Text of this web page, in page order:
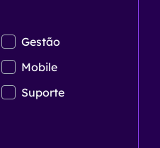
Gestão
Mobile
Suporte